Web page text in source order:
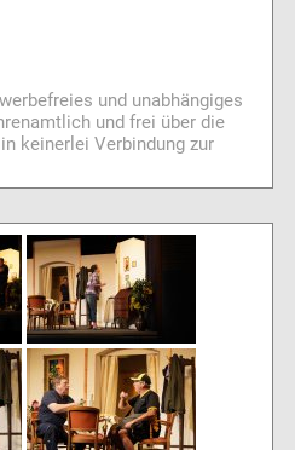
und unabhängiges
und frei über die
keinerlei Verbindung zur